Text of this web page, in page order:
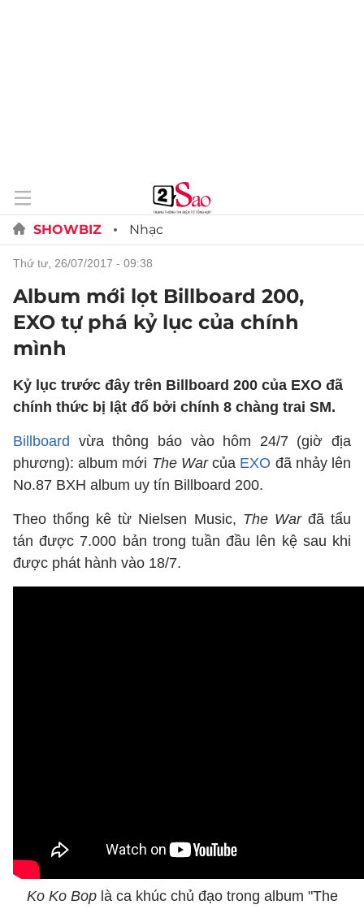
SHOWBIZ Nhạc
thứ tư, 26/07/2017 - 09:38
Album mới lọt Billboard 200,
EXO tự phá kỷ lục của chính
mình
Kỷ lục trước đây trên Billboard 200 của EXO đã
chính thức bị lật đổ bởi chính 8 chàng trai SM.
Billboard vừa thông báo vào hôm 24/7 (giờ địa
phương): album mới The Warcủa EXO đã nhảy lên
No.87 BXH album uy tín Billboard 200.
Theo thống kê từ Nielsen Music, The War đã tẩu
tán được 7.000 bản trong tuần đầu lên kệ sau khi
được phát hành vào 18/7.
Ko Ko Boplà ca khúc chủ đạo trong album "The